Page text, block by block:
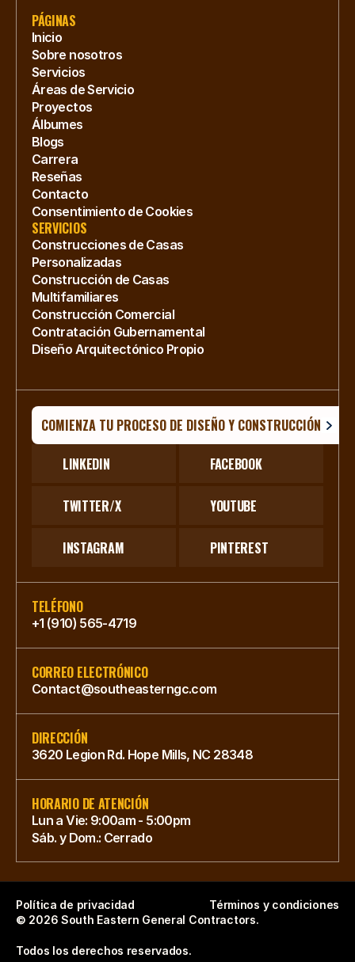
PÁGINAS
Inicio
Sobre nosotros
Servicios
Áreas de Servicio
Proyectos
Álbumes
Blogs
Carrera
Reseñas
Contacto
Consentimiento de Cookies
SERVICIOS
Construcciones de Casas
Personalizadas
Construcción de Casas
Multifamiliares
Construcción Comercial
Contratación Gubernamental
Diseño Arquitectónico Propio
COMIENZA TU PROCESO DE DISEÑO Y CONSTRUCCIÓN
LINKEDIN FACEBOOK
TWITTER/X YOUTUBE
INSTAGRAM PINTEREST
TELÉFONO
+1 (910) 565-4719
CORREO ELECTRÓNICO
Contact@southeasterngc.com
DIRECCIÓN
3620 Legion Rd. Hope Mills, NC 28348
HORARIO DE ATENCIÓN
Lun a Vie: 9:00am - 5:00pm
Sáb. y Dom.: Cerrado
Política de privacidad
Términos y condiciones
© 2026 South Eastern General Contractors.
Todos los derechos reservados.